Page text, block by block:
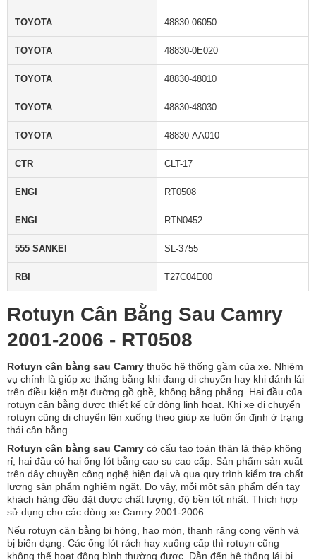
TOYOTA 48830-06050
TOYOTA 48830-0E020
TOYOTA 48830-48010
TOYOTA 48830-48030
TOYOTA 48830-AA010
CTR CLT-17
ENGI RT0508
ENGI RTN0452
555 SANKEI SL-3755
RBI T27C04E00
Rotuyn Cân Bằng Sau Camry
2001-2006 - RT0508
Rotuyn cân bằng sau Camry thuộc hệ thống gầm của xe. Nhiệm
vụ chính là giúp xe thăng bằng khi đang di chuyển hay khi đánh lái
trên điều kiện mặt đường gồ ghề, không bằng phẳng. Hai đầu của
rotuyn cân bằng được thiết kế cử động linh hoạt. Khi xe di chuyển
rotuyn cũng di chuyển lên xuống theo giúp xe luôn ổn định ở trạng
thái cân bằng.
Rotuyn cân bằng sau Camry có cấu tạo toàn thân là thép không
rỉ, hai đầu có hai ống lót bằng cao su cao cấp. Sản phẩm sản xuất
trên dây chuyền công nghệ hiện đại và qua quy trình kiểm tra chất
lượng sản phẩm nghiêm ngặt. Do vậy, mỗi một sản phẩm đến tay
khách hàng đều đặt được chất lượng, độ bền tốt nhất. Thích hợp
sử dụng cho các dòng xe Camry 2001-2006.
Nếu rotuyn cân bằng bị hỏng, hao mòn, thanh răng cong vênh và
bị biến dạng. Các ống lót rách hay xuống cấp thì rotuyn cũng
không thể hoạt động bình thường được. Dẫn đến hệ thống lái bị